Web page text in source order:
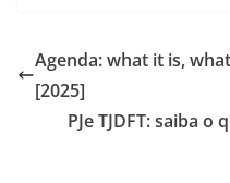
Agenda: what it is,
[2025]
PJe TJDFT: saiba